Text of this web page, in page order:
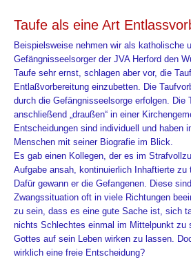
Taufe als eine Art
Beispielsweise nehmen wir als katholische
Gefängnisseelsorger der JVA Herford den
Taufe sehr ernst, schlagen aber vor, die
Entlaßvorbereitung einzubetten. Die
durch die Gefängnisseelsorge erfolgen. Die
anschließend „draußen“ in einer
Entscheidungen sind individuell und haben
Menschen mit seiner Biografie im Blick.
Es gab einen Kollegen, der es im
Aufgabe ansah, kontinuierlich Inhaftierte zu
Dafür gewann er die Gefangenen. Diese
Zwangssituation oft in viele Richtungen
zu sein, dass es eine gute Sache ist, sich
nichts Schlechtes einmal im Mittelpunkt zu
Gottes auf sein Leben wirken zu lassen.
wirklich eine freie Entscheidung?